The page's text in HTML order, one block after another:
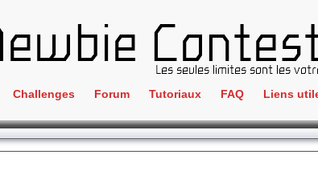
Challenges
Crackme
ClientSide
Forum Tutoriaux FAQ Liens
IRC